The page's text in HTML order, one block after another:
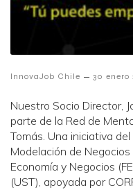
InnovaJob Chile – 30 enero
Nuestro Socio Director,
parte de la Red de
Tomás. Una iniciativa
Modelación de
Economía y Negocios
(UST), apoyada por